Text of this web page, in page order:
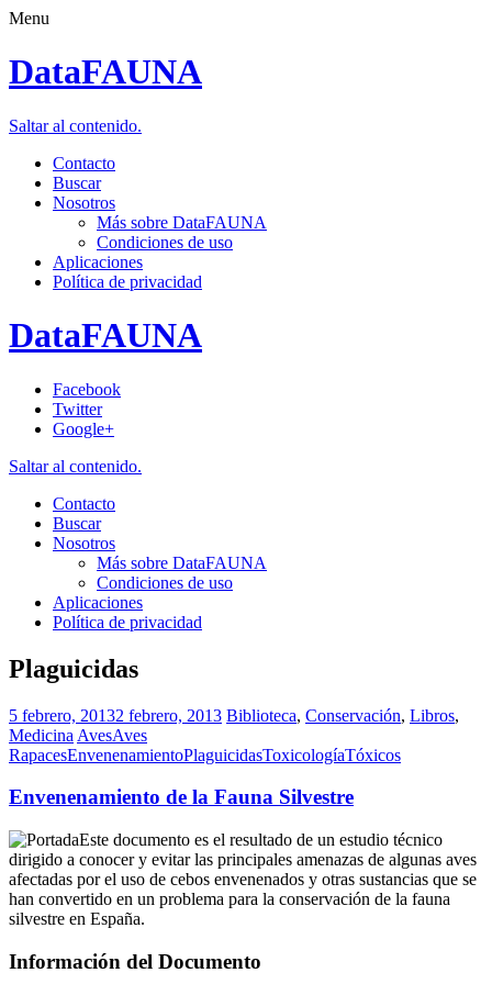
Menu
DataFAUNA
Saltar al contenido.
Contacto
Buscar
Nosotros
Más sobre DataFAUNA
Condiciones de uso
Aplicaciones
Política de privacidad
DataFAUNA
Facebook
Twitter
Google+
Saltar al contenido.
Contacto
Buscar
Nosotros
Más sobre DataFAUNA
Condiciones de uso
Aplicaciones
Política de privacidad
Plaguicidas
5 febrero, 20132 febrero, 2013 Biblioteca, Conservación, Libros,
Medicina AvesAves
RapacesEnvenenamientoPlaguicidasToxicologíaTóxicos
Envenenamiento de la Fauna Silvestre
Este documento es el resultado de un estudio técnico
dirigido a conocer y evitar las principales amenazas de algunas aves
afectadas por el uso de cebos envenenados y otras sustancias que se
han convertido en un problema para la conservación de la fauna
silvestre en España.
Información del Documento